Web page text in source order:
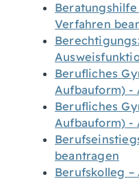
Verfahren
Berufliches
Aufbauform) -
Berufliches
Aufbauform) -
beantragen
Berufskolleg –